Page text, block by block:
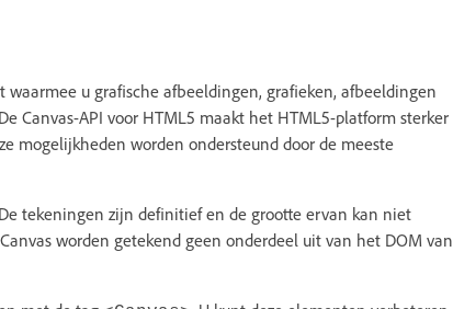
u grafische afbeeldingen, grafieken, afbeeldingen
Canvas-API voor HTML5 maakt het HTML5-platform sterker
mogelijkheden worden ondersteund door de meeste
tekeningen zijn definitief en de grootte ervan kan niet
worden getekend geen onderdeel uit van het DOM van